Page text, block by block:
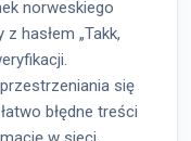
norweskiego
hasłem „Takk,
się
błędne treści